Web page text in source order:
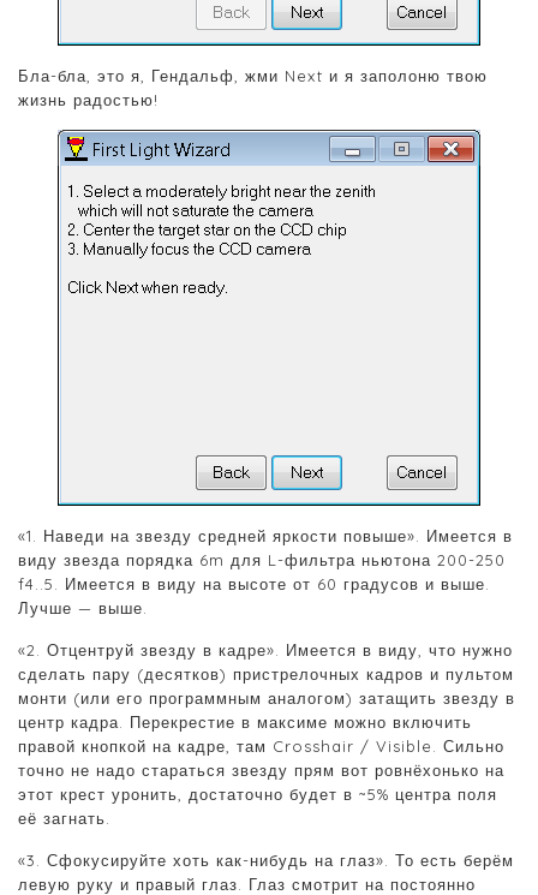
Бла-бла, это я, Гендальф, жми Next и я заполоню твою
жизнь радостью!
«1. Наведи на звезду средней яркости повыше». Имеется в
виду звезда порядка 6m для L-фильтра ньютона 200-250
f4..5. Имеется в виду на высоте от 60 градусов и выше.
Лучше — выше.
«2. Отцентруй звезду в кадре». Имеется в виду, что нужно
сделать пару (десятков) пристрелочных кадров и пультом
монти (или его программным аналогом) затащить звезду в
центр кадра. Перекрестие в максиме можно включить
правой кнопкой на кадре, там Crosshair / Visible. Сильно
точно не надо стараться звезду прям вот ровнёхонько на
этот крест уронить, достаточно будет в ~5% центра поля
её загнать.
«3. Сфокусируйте хоть как-нибудь на глаз». То есть берём
левую руку и правый глаз. Глаз смотрит на постоянно